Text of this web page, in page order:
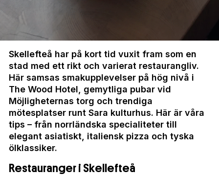
Skellefteå har på kort tid vuxit fram som en
stad med ett rikt och varierat restaurangliv.
Här samsas smakupplevelser på hög nivå i
The Wood Hotel, gemytliga pubar vid
Möjligheternas torg och trendiga
mötesplatser runtSara kulturhus. Här är våra
tips – från norrländska specialiteter till
elegant asiatiskt, italiensk pizza och tyska
ölklassiker.
Restauranger i Skellefteå